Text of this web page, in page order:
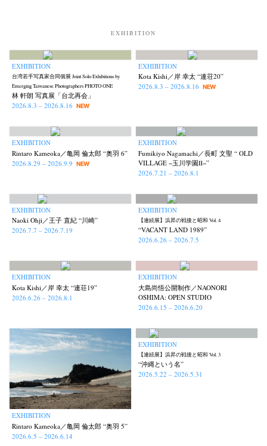
EXHIBITION
EXHIBITION
台湾若手写真家合同個展 Joint Solo Exhibitions by
Emerging Taiwanese Photographers PHOTO ONE
林 軒朗 写真展「台北再会」
2026.8.3 – 2026.8.16
NEW
EXHIBITION
Kota Kishi／岸 幸太 “連荘20”
2026.8.3 – 2026.8.16 NEW
EXHIBITION
Rintaro Kameoka／亀岡 倫太郎 “奥羽 6”
2026.8.29 – 2026.9.9
NEW
EXHIBITION
Fumikiyo Nagamachi／長町 文聖 “ OLD
VILLAGE −玉川学園Ⅱ−”
2026.7.21 – 2026.8.1
EXHIBITION
Naoki Ohji／王子 直紀 “川崎”
2026.7.7 – 2026.7.19
EXHIBITION
【連続展】浜昇の戦後と昭和 Vol. 4
“VACANT LAND 1989”
2026.6.26 – 2026.7.5
EXHIBITION
Kota Kishi／岸 幸太 “連荘19”
2026.6.26 – 2026.8.1
EXHIBITION
大島尚悟公開制作／NAONORI
OSHIMA: OPEN STUDIO
2026.6.15 – 2026.6.20
EXHIBITION
Rintaro Kameoka／亀岡 倫太郎 “奥羽 5”
2026.6.5 – 2026.6.14
EXHIBITION
【連続展】浜昇の戦後と昭和 Vol. 3
“沖縄という名”
2026.5.22 – 2026.5.31